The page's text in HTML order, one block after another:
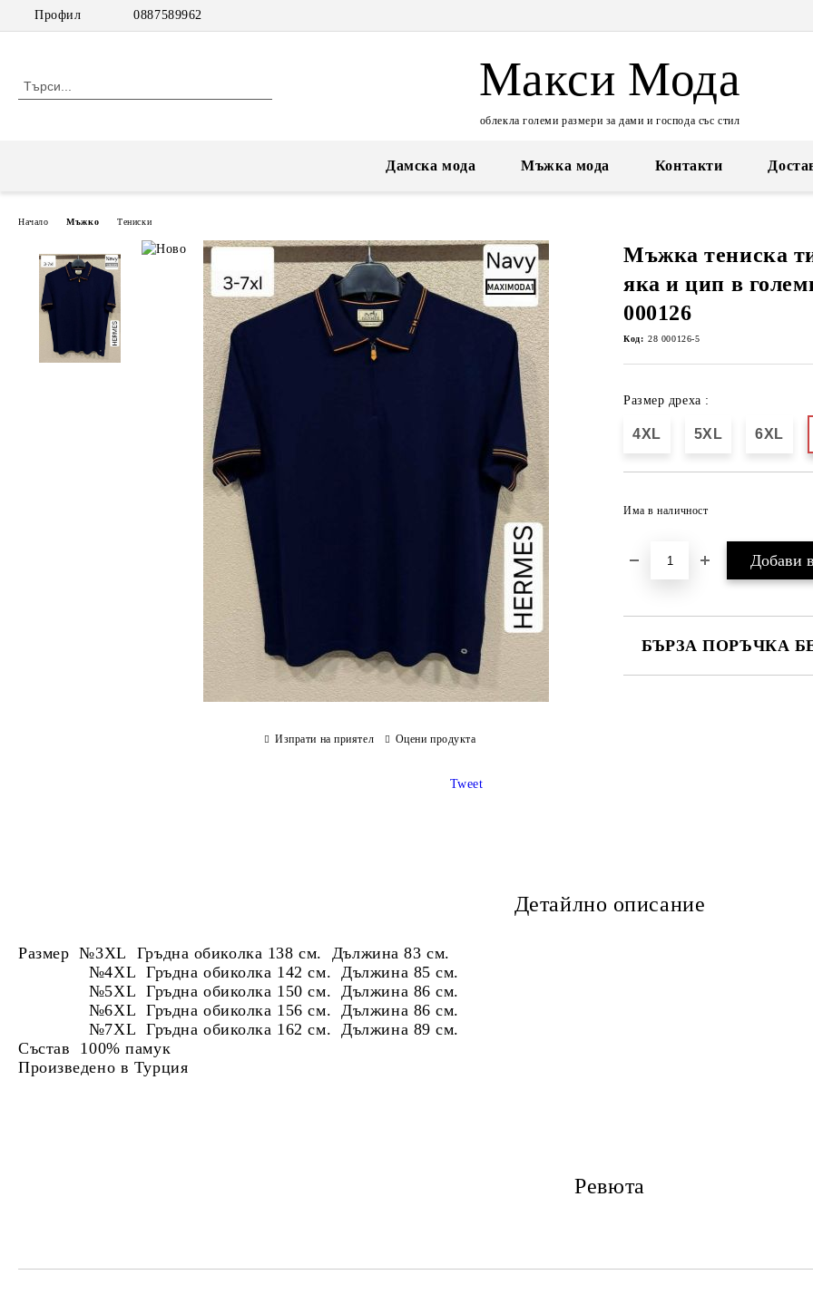
Профил 0887589962
Макси Мода
облекла големи размери за дами и господа със стил
Дамска мода Мъжка мода Контакти
Начало Мъжко Тениски
Мъжка тениска
яка и цип в
000126
Код: 28 000126-5
Размер дреха :
4XL 5XL 6XL
Има в наличност
БЪРЗА ПОРЪЧКА
Изпрати на приятел Оцени продукта
Tweet
Детайлно описание
Размер №3XL Гръдна обиколка 138 см. Дължина 83 см.
№4XL Гръдна обиколка 142 см. Дължина 85 см.
№5XL Гръдна обиколка 150 см. Дължина 86 см.
№6XL Гръдна обиколка 156 см. Дължина 86 см.
№7XL Гръдна обиколка 162 см. Дължина 89 см.
Състав 100% памук
Произведено в Турция
Ревюта